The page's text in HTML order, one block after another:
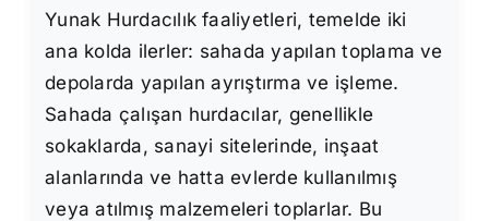
Yunak Hurdacılık faaliyetleri, temelde iki
ana kolda ilerler: sahada yapılan toplama ve
depolarda yapılan ayrıştırma ve işleme.
Sahada çalışan hurdacılar, genellikle
sokaklarda, sanayi sitelerinde, inşaat
alanlarında ve hatta evlerde kullanılmış
veya atılmış malzemeleri toplarlar. Bu